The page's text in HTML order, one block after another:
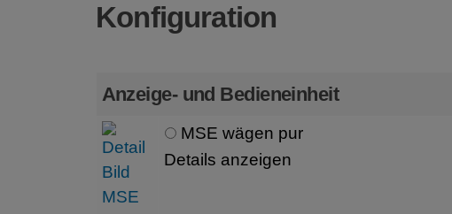
Konfiguration
Anzeige- und Bedieneinheit
MSE wägen pur
Details anzeigen